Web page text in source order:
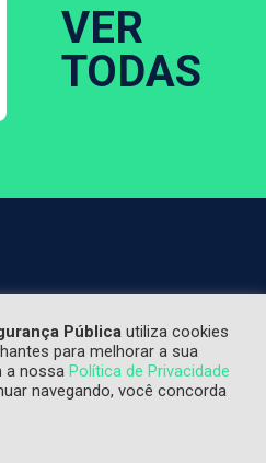
VER
TODAS
Pública utiliza cookies
para melhorar a sua
a nossa Política de Privacidade
navegando, você concorda